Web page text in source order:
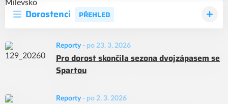
Dorostenci PŘEHLED
Reporty - po 23. 3. 2026
Pro dorost skončila sezona dvojzápasem se
Spartou
Reporty - po 2. 3. 2026